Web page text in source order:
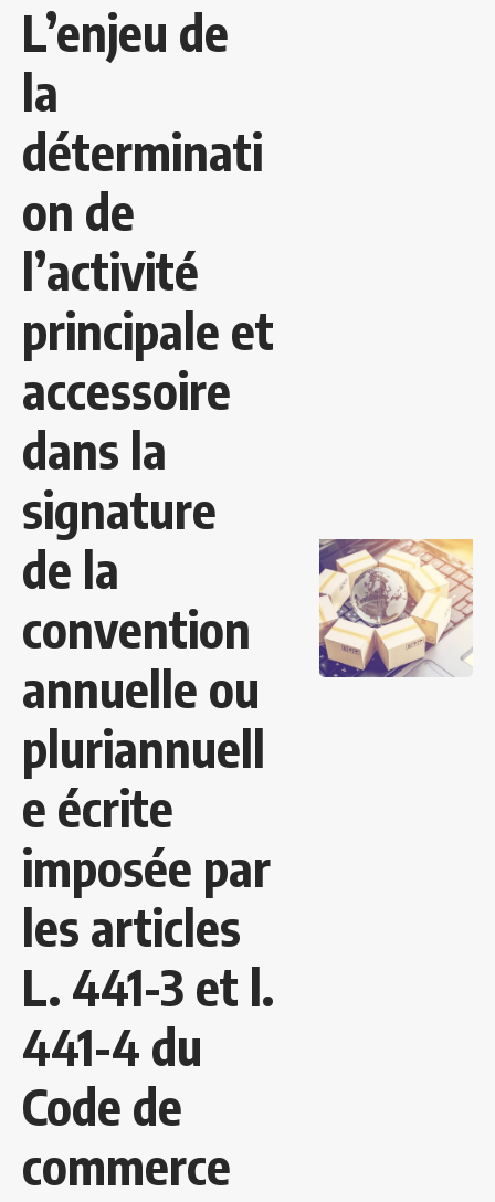
L’enjeu de
la
déterminati
on de
l’activité
principale et
accessoire
dans la
signature
de la
convention
annuelle ou
pluriannuell
e écrite
imposée par
les articles
L. 441-3 et l.
441-4 du
Code de
commerce